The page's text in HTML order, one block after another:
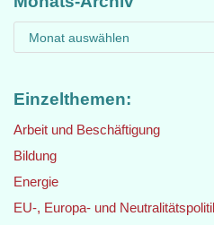
Einzelthemen:
Arbeit und Beschäftigung
Bildung
Energie
EU-, Europa- und